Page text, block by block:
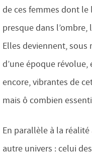
de ces femmes dont
presque dans l’ombre,
Elles deviennent, sous
d’une époque
encore, vibrantes de
mais ô combien
En parallèle à la
autre univers : celui